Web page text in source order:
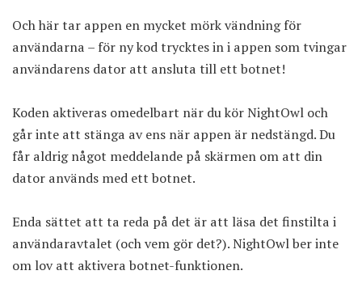
Och här tar appen en mycket mörk vändning för
användarna – för ny kod trycktes in i appen som tvingar
användarens dator att ansluta till ett botnet!
Koden aktiveras omedelbart när du kör NightOwl och
går inte att stänga av ens när appen är nedstängd. Du
får aldrig något meddelande på skärmen om att din
dator används med ett botnet.
Enda sättet att ta reda på det är att läsa det finstilta i
användaravtalet (och vem gör det?). NightOwl ber inte
om lov att aktivera botnet-funktionen.